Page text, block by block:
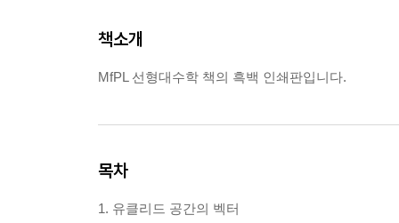
책소개
MfPL 선형대수학 책의 흑백 인쇄판입니다.
목차
1. 유클리드 공간의 벡터